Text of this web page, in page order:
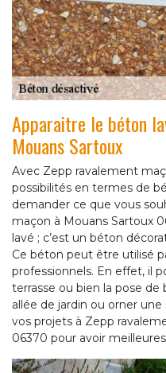
Apparaitre le béton
Mouans Sartoux
Avec Zepp ravalement
possibilités en termes de
demander ce que vous
maçon à Mouans Sartoux
lavé ; c’est un béton
Ce béton peut être utilisé
professionnels. En effet, il
terrasse ou bien la pose
allée de jardin ou orner
vos projets à Zepp
06370 pour avoir